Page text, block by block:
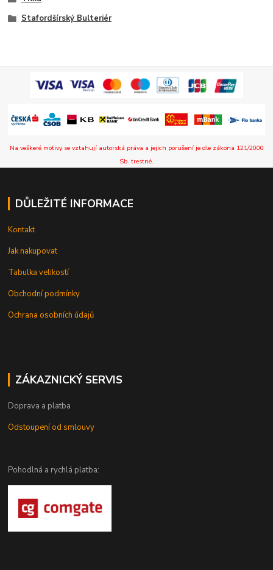
Stafordšírský Bulteriér
Na veškeré motivy se vztahují autorská práva a jejich porušení je dle zákona 121/2000
Sb. trestné.
DŮLEŽITÉ INFORMACE
Kontakt
Jak nakupovat
Tabulka velikostí
Obchodní podmínky
Ochrana osobních údajů
ZÁKAZNICKÝ SERVIS
Doprava a platba
Odstoupení od smlouvy
Pohodlná a rychlá platba: